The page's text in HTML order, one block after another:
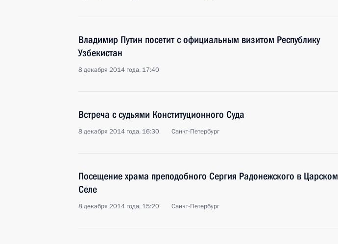
Владимир Путин посетит с официальным визитом Республику
Узбекистан
8 декабря 2014 года, 17:40
Встреча с судьями Конституционного Суда
8 декабря 2014 года, 16:30 Санкт-Петербург
Посещение храма преподобного Сергия Радонежского в Царском
Селе
8 декабря 2014 года, 15:20 Санкт-Петербург